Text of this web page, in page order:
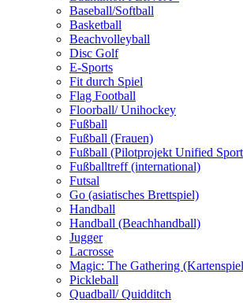
Baseball/Softball
Basketball
Beachvolleyball
Disc Golf
E-Sports
Fit durch Spiel
Flag Football
Floorball/ Unihockey
Fußball
Fußball (Frauen)
Fußball (Pilotprojekt Unified
Fußballtreff (international)
Futsal
Go (asiatisches Brettspiel)
Handball
Handball (Beachhandball)
Jugger
Lacrosse
Magic: The Gathering
Pickleball
Quadball/ Quidditch